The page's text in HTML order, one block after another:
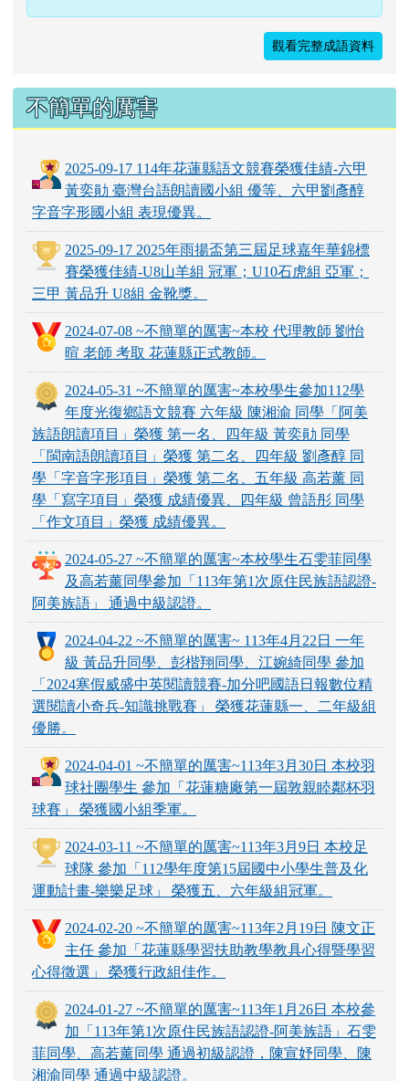
觀看完整成語資料
不簡單的厲害
2025-09-17 114年花蓮縣語文競賽榮獲佳績-六甲
黃奕勛 臺灣台語朗讀國小組 優等、六甲劉彥醇
字音字形國小組 表現優異。
2025-09-17 2025年雨揚盃第三屆足球嘉年華錦標
賽榮獲佳績-U8山羊組 冠軍；U10石虎組 亞軍；
三甲 黃品升 U8組 金靴獎。
2024-07-08 ~不簡單的厲害~本校 代理教師 劉怡
暄 老師 考取 花蓮縣正式教師。
2024-05-31 ~不簡單的厲害~本校學生參加112學
年度光復鄉語文競賽 六年級 陳湘渝 同學「阿美
族語朗讀項目」榮獲 第一名、四年級 黃奕勛 同學
「閩南語朗讀項目」榮獲 第二名、四年級 劉彥醇 同
學「字音字形項目」榮獲 第二名、五年級 高若薰 同
學「寫字項目」榮獲 成績優異、四年級 曾語彤 同學
「作文項目」榮獲 成績優異。
2024-05-27 ~不簡單的厲害~本校學生石雯菲同學
及高若薰同學參加「113年第1次原住民族語認證-
阿美族語」 通過中級認證。
2024-04-22 ~不簡單的厲害~ 113年4月22日 一年
級 黃品升同學、彭楷翔同學、江婉綺同學 參加
「2024寒假威盛中英閱讀競賽-加分吧國語日報數位精
選閱讀小奇兵-知識挑戰賽」 榮獲花蓮縣一、二年級組
優勝。
2024-04-01 ~不簡單的厲害~113年3月30日 本校羽
球社團學生 參加「花蓮糖廠第一屆敦親睦鄰杯羽
球賽」 榮獲國小組季軍。
2024-03-11 ~不簡單的厲害~113年3月9日 本校足
球隊 參加「112學年度第15屆國中小學生普及化
運動計畫-樂樂足球」 榮獲五、六年級組冠軍。
2024-02-20 ~不簡單的厲害~113年2月19日 陳文正
主任 參加「花蓮縣學習扶助教學教具心得暨學習
心得徵選」 榮獲行政組佳作。
2024-01-27 ~不簡單的厲害~113年1月26日 本校參
加「113年第1次原住民族語認證-阿美族語」石雯
菲同學、高若薰同學 通過初級認證，陳宣妤同學、陳
湘渝同學 通過中級認證。